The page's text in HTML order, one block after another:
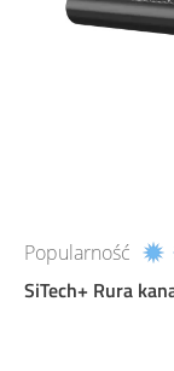
Popularność
SiTech+ Rura